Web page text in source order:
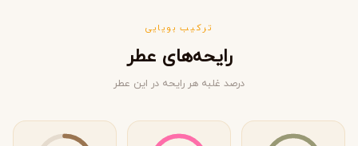
رایحه‌های عطر
درصد غلبه هر رایحه در این عطر